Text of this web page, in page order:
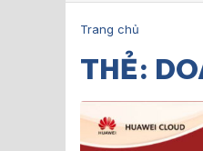
Trang chủ
THẺ: